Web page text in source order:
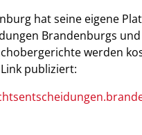
hat seine eigene
Brandenburgs
werden
publiziert: